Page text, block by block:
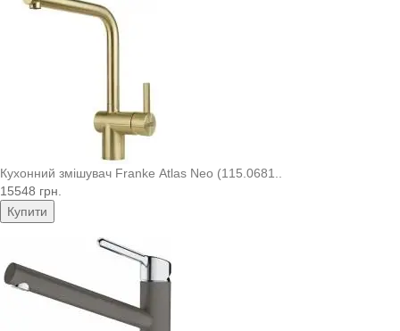
Кухонний змішувач Franke Atlas Neo (115.0681..
15548 грн.
Купити